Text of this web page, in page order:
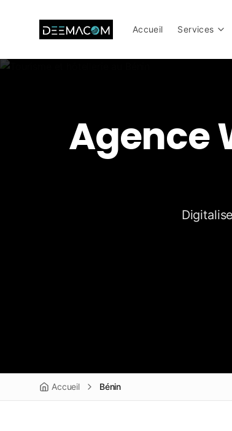
Accueil Services
Agence
Accueil Bénin